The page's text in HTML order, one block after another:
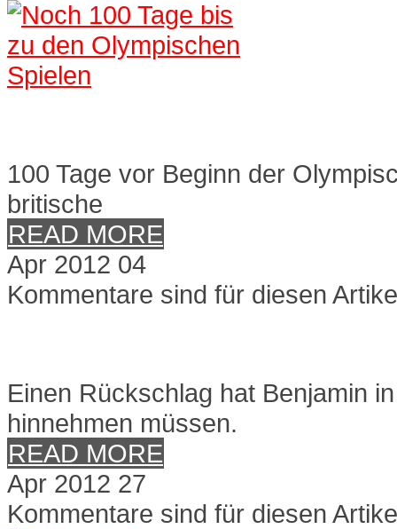
100 Tage vor Beginn der
britische
READ MORE
Apr 2012 04
Kommentare sind für diesen
Einen Rückschlag hat Benjamin
hinnehmen müssen.
READ MORE
Apr 2012 27
Kommentare sind für diesen